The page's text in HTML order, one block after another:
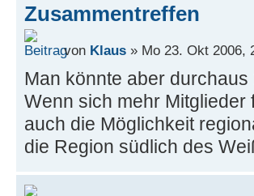
Zusammentreffen
von Klaus » Mo 23. Okt 2006,
Man könnte aber
Wenn sich mehr
auch die Möglichkeit
die Region südlich des